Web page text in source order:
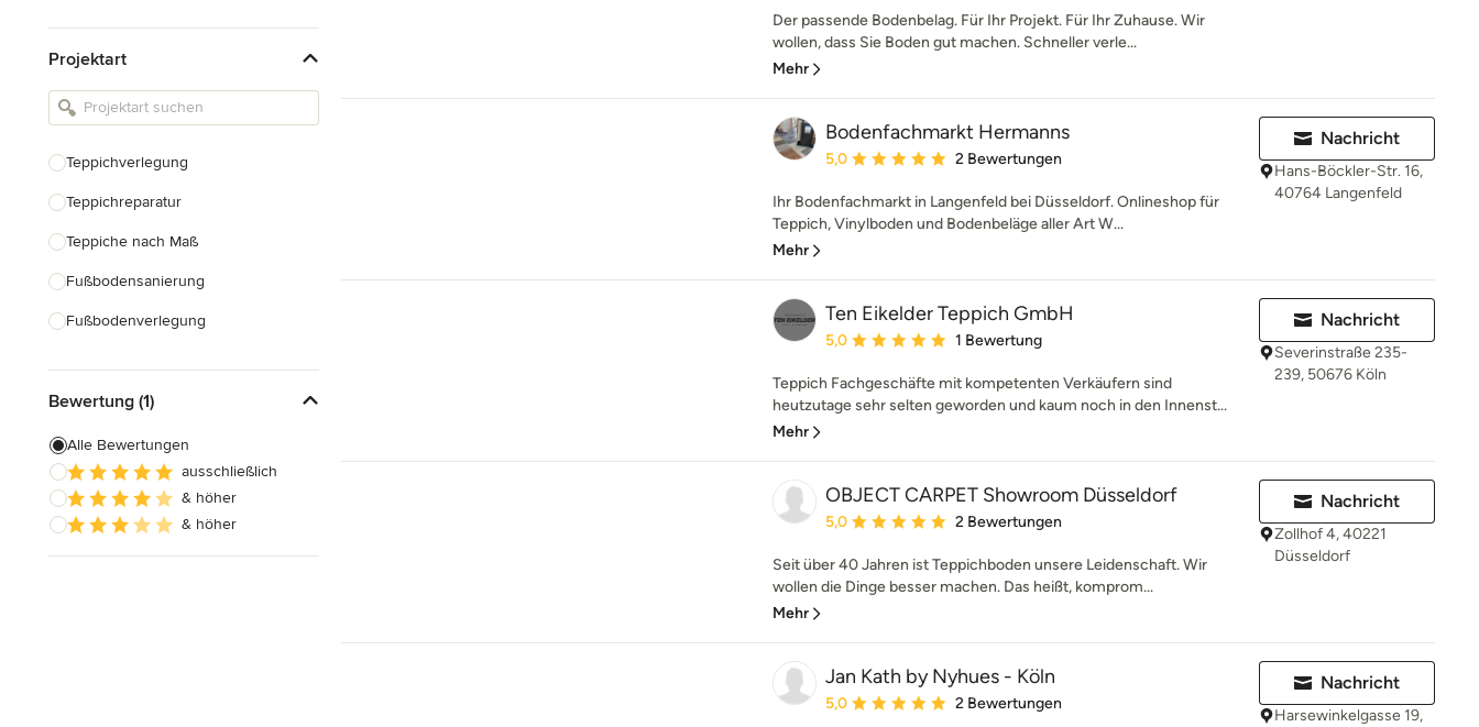
Landschaftsarchitekten
Armaturen & Sanitärbedarf
Einbauschränke
Projektart
Teppichverlegung
Teppichreparatur
Teppiche nach Maß
Fußbodensanierung
Fußbodenverlegung
Vinylboden verlegen
Fußbodenausgleich
Alle anzeigen
Bewertung (1)
Alle Bewertungen
ausschließlich
& höher
& höher
Der passende Bodenbelag. Für Ihr Projekt. Für Ihr Zuhause. Wir
wollen, dass Sie Boden gut machen. Schneller verle...
Mehr
Bodenfachmarkt Hermanns
Durchschnittliche Bewertung: 5 von 5 Sternen
5,0 2 Bewertungen
Ihr Bodenfachmarkt in Langenfeld bei Düsseldorf. Onlineshop für
Teppich, Vinylboden und Bodenbeläge aller Art W...
Mehr
Nachricht
Hans-Böckler-Str. 16,
40764 Langenfeld
Ten Eikelder Teppich GmbH
Durchschnittliche Bewertung: 5 von 5 Sternen
5,0 1 Bewertung
Teppich Fachgeschäfte mit kompetenten Verkäufern sind
heutzutage sehr selten geworden und kaum noch in den Innenst...
Mehr
Nachricht
Severinstraße 235-
239, 50676 Köln
OBJECT CARPET Showroom Düsseldorf
Durchschnittliche Bewertung: 5 von 5 Sternen
5,0 2 Bewertungen
Seit über 40 Jahren ist Teppichboden unsere Leidenschaft. Wir
wollen die Dinge besser machen. Das heißt, komprom...
Mehr
Nachricht
Zollhof 4, 40221
Düsseldorf
Jan Kath by Nyhues - Köln
Durchschnittliche Bewertung: 5 von 5 Sternen
5,0 2 Bewertungen
Nachricht
Harsewinkelgasse 19,